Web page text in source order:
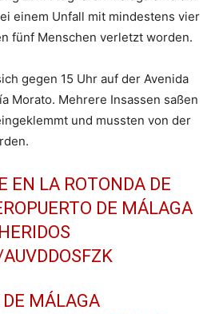
einem Unfall mit mindestens vier
fünf Menschen verletzt worden.
gegen 15 Uhr auf der Avenida
Morato. Mehrere Insassen saßen
und mussten von der
EN LA ROTONDA DE
DE MÁLAGA
MÁLAGA